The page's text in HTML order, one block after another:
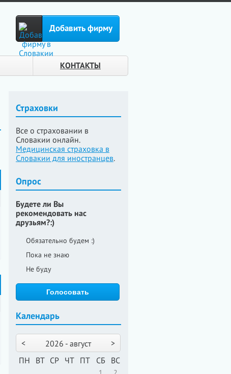
Добавить фирму
КОНТАКТЫ
Страховки
Все о страховании в
Словакии онлайн.
Медицинская страховка в
Словакии для иностранцев.
Опрос
Будете ли Вы
рекомендовать нас
друзьям?:)
Обязательно будем :)
Пока не знаю
Не буду
Календарь
< >
2026 - август
ПН
ВТ СР ЧТ ПТ СБ ВС